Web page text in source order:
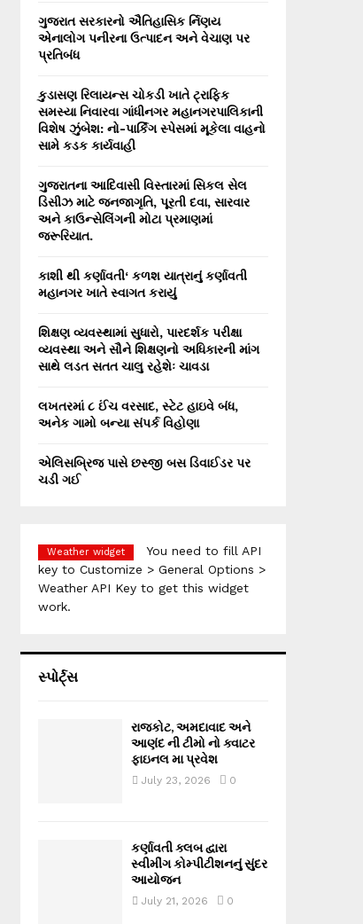
ગુજરાત સરકારનો ઐતિહાસિક ર્નિણય
એનાલોગ પનીરના ઉત્પાદન અને વેચાણ પર
પ્રતિબંધ
કુડાસણ રિલાયન્સ ચોકડી ખાતે ટ્રાફિક
સમસ્યા નિવારવા ગાંધીનગર મહાનગરપાલિકાની
વિશેષ ઝુંબેશ: નો-પાર્કિંગ સ્પેસમાં મૂકેલા વાહનો
સામે કડક કાર્યવાહી
ગુજરાતના આદિવાસી વિસ્તારમાં સિકલ સેલ
ડિસીઝ માટે જનજાગૃતિ, પૂરતી દવા, સારવાર
અને કાઉન્સેલિંગની મોટા પ્રમાણમાં
જરૂરિયાત.
કાશી થી કર્ણાવતી‘ કળશ યાત્રાનું કર્ણાવતી
મહાનગર ખાતે સ્વાગત કરાયું
શિક્ષણ વ્યવસ્થામાં સુધારો, પારદર્શક પરીક્ષા
વ્યવસ્થા અને સૌને શિક્ષણનો અધિકારની માંગ
સાથે લડત સતત ચાલુ રહેશેઃ ચાવડા
લખતરમાં ૮ ઈંચ વરસાદ, સ્ટેટ હાઇવે બંધ,
અનેક ગામો બન્યા સંપર્ક વિહોણા
એલિસબ્રિજ પાસે છસ્જી બસ ડિવાઈડર પર
ચડી ગઈ
Weather widget
You need to fill API
key to Customize > General Options >
Weather API Key to get this widget
work.
સ્પોર્ટ્સ
રાજકોટ, અમદાવાદ અને
આણંદ ની ટીમો નો ક્વાટર
ફાઇનલ મા પ્રવેશ
July 23, 2026 0
કર્ણાવતી ક્લબ દ્વારા
સ્વીમીંગ કોમ્પીટીશનનું સુંદર
આયોજન
July 21, 2026 0